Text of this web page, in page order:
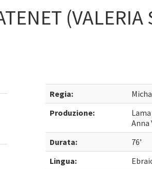
(VALERIA
Regia:
Produzione:
Anna
Durata:
76’
Lingua: